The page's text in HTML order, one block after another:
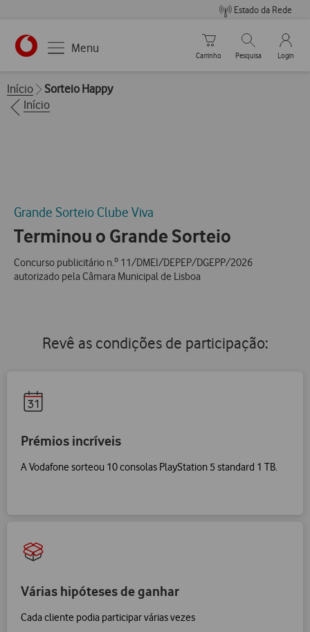
Estado da Rede
https://www.vodafone.pt
Menu
Carrinho de compras
Carrinho
Pesquisar
Pesquisa
My
Login
Breadcrumbs
Início
Sorteio Happy
Início
Grande Sorteio Clube Viva
Terminou o Grande Sorteio
Concurso publicitário n.º 11/DMEI/DEPEP/DGEPP/2026
autorizado pela Câmara Municipal de Lisboa
Revê as condições de participação:
Prémios incríveis
A Vodafone sorteou 10 consolas PlayStation 5 standard 1 TB.
Várias hipóteses de ganhar
Cada cliente podia participar várias vezes